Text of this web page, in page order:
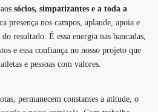
sócios, simpatizantes e a toda a
presença nos campos, aplaude, apoia e
resultado. É essa energia nas bancadas,
e essa confiança no nosso projeto que
e pessoas com valores.
permanecem constantes a atitude, o